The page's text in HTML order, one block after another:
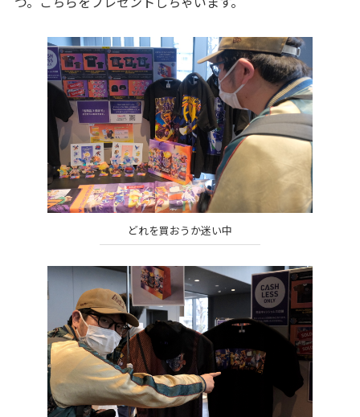
どれを買おうか迷い中